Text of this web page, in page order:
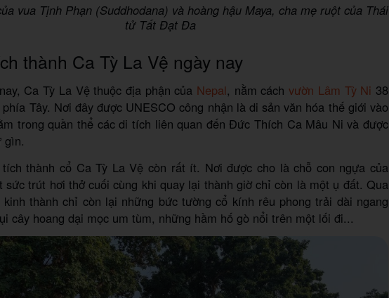
vua Tịnh Phạn (Suddhodana) và hoàng hậu Maya, cha mẹ ruột của Thái
tử Tất Đạt Đa
thành Ca Tỳ La Vệ ngày nay
Ca Tỳ La Vệ thuộc địa phận của Nepal, nằm cáchvườn Lâm Tỳ Ni 38
Tây. Nơi đây được UNESCO công nhận là di sản văn hóa thế giới vào
trong quần thể các di tích liên quan đến Đức Thích Ca Mâu Ni và được
gìn.
thành cổ Ca Tỳ La Vệ còn rất ít. Nơi được cho là chỗ con ngựa của
trút hơi thở cuối cùng khi quay lại thành giờ chỉ còn là một ụ đất. Qua
kinh thành chỉ còn lại những bức tường cổ kính rêu phong trải dài ngang
cây hoang dại mọc um tùm, những hầm hố gò nổi trên một lối đi...